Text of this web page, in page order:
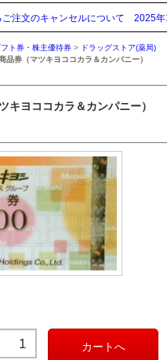
のキャンセルについて 2025年12
ト券・株主優待券 > ドラッグストア(薬局)
品券（マツキヨココカラ＆カンパニー）
キヨココカラ＆カンパニー）